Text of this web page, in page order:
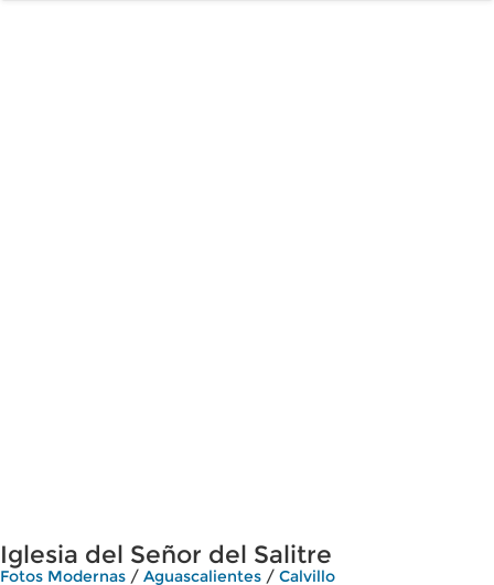
Iglesia del Señor del Salitre
Fotos Modernas / Aguascalientes / Calvillo